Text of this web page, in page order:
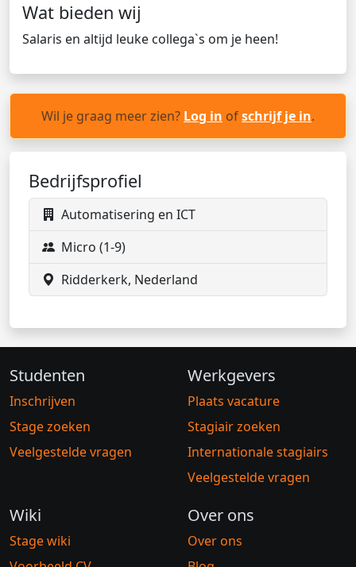
Wat bieden wij
Salaris en altijd leuke collega`s om je heen!
Wil je graag meer zien? Log in ofschrijf je in.
Bedrijfsprofiel
Automatisering en ICT
Micro (1-9)
Ridderkerk, Nederland
Studenten
Inschrijven
Stage zoeken
Veelgestelde vragen
Werkgevers
Plaats vacature
Stagiair zoeken
Internationale stagiairs
Veelgestelde vragen
Wiki
Stage wiki
Over ons
Over ons